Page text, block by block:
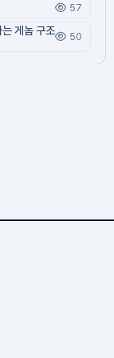
57
게놈 구조
50